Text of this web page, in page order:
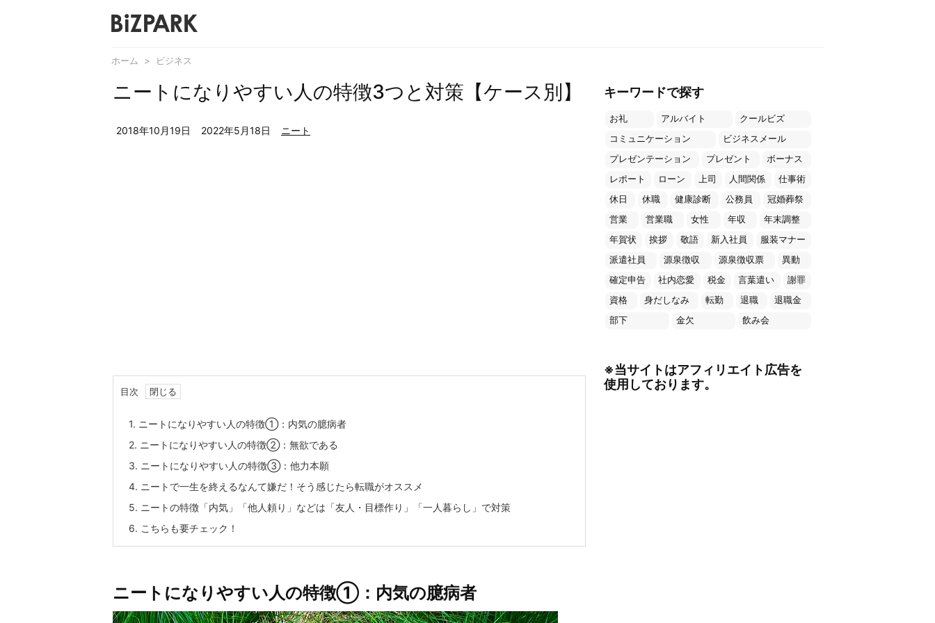
ホーム > ビジネス
ニートになりやすい人の特徴3つと対策【ケース別】
2018年10月19日 2022年5月18日 ニート
目次
1. ニートになりやすい人の特徴①：内気の臆病者
2. ニートになりやすい人の特徴②：無欲である
3. ニートになりやすい人の特徴③：他力本願
4. ニートで一生を終えるなんて嫌だ！そう感じたら転職がオススメ
5. ニートの特徴「内気」「他人頼り」などは「友人・目標作り」「一人暮らし」で対策
6. こちらも要チェック！
ニートになりやすい人の特徴①：内気の臆病者
キーワードで探す
お礼 アルバイト
クールビズ
コミュニケーション
ビジネスメール
プレゼンテーション
プレゼント
ボーナス
レポート
ローン 上司 人間関係
仕事術
休日
休職 健康診断 公務員
冠婚葬祭
営業
営業職 女性 年収
年末調整
年賀状
挨拶 敬語 新入社員
服装マナー
派遣社員
源泉徴収 源泉徴収票
異動
確定申告
社内恋愛 税金 言葉遣い
謝罪
資格
身だしなみ 転勤 退職
退職金
部下
金欠 飲み会
※当サイトはアフィリエイト広告を
使用しております。